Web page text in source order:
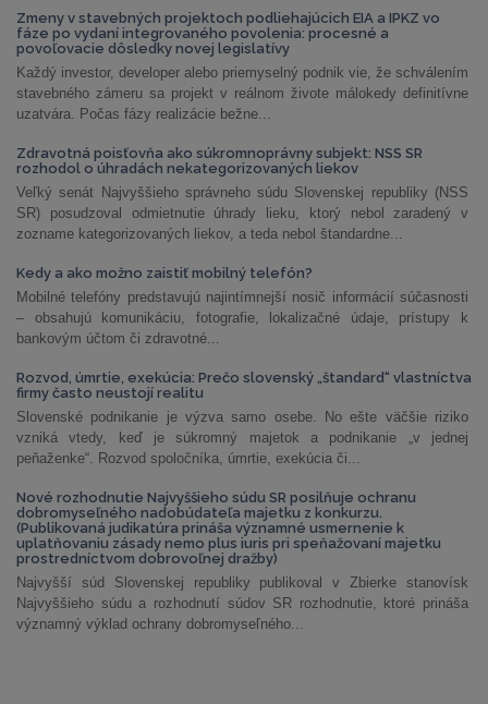
Zmeny v stavebných projektoch podliehajúcich EIA a IPKZ vo
fáze po vydaní integrovaného povolenia: procesné a
povoľovacie dôsledky novej legislatívy
Každý investor, developer alebo priemyselný podnik vie, že schválením
stavebného zámeru sa projekt v reálnom živote málokedy definitívne
uzatvára. Počas fázy realizácie bežne...
Zdravotná poisťovňa ako súkromnoprávny subjekt: NSS SR
rozhodol o úhradách nekategorizovaných liekov
Veľký senát Najvyššieho správneho súdu Slovenskej republiky (NSS
SR) posudzoval odmietnutie úhrady lieku, ktorý nebol zaradený v
zozname kategorizovaných liekov, a teda nebol štandardne...
Kedy a ako možno zaistiť mobilný telefón?
Mobilné telefóny predstavujú najintímnejší nosič informácií súčasnosti
– obsahujú komunikáciu, fotografie, lokalizačné údaje, prístupy k
bankovým účtom či zdravotné...
Rozvod, úmrtie, exekúcia: Prečo slovenský „štandard“ vlastníctva
firmy často neustojí realitu
Slovenské podnikanie je výzva samo osebe. No ešte väčšie riziko
vzniká vtedy, keď je súkromný majetok a podnikanie „v jednej
peňaženke“. Rozvod spoločníka, úmrtie, exekúcia či...
Nové rozhodnutie Najvyššieho súdu SR posilňuje ochranu
dobromyseľného nadobúdateľa majetku z konkurzu.
(Publikovaná judikatúra prináša významné usmernenie k
uplatňovaniu zásady nemo plus iuris pri speňažovaní majetku
prostredníctvom dobrovoľnej dražby)
Najvyšší súd Slovenskej republiky publikoval v Zbierke stanovísk
Najvyššieho súdu a rozhodnutí súdov SR rozhodnutie, ktoré prináša
významný výklad ochrany dobromyseľného...